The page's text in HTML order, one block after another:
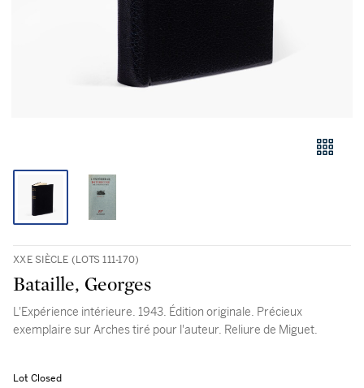
XXE SIÈCLE (LOTS 111-170)
Bataille, Georges
L'Expérience intérieure. 1943. Édition originale. Précieux
exemplaire sur Arches tiré pour l'auteur. Reliure de Miguet.
Lot Closed